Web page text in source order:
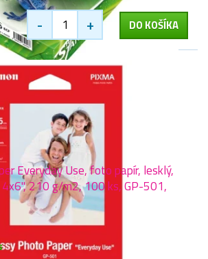
- + DO KOŠÍKA
Everyday Use, foto papír, lesklý,
210 g/m2, 100 ks, GP-501,